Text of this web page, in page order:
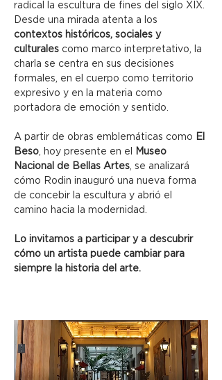
radical la escultura de fines del siglo XIX.
Desde una mirada atenta a los
contextos históricos, sociales y
culturales como marco interpretativo, la
charla se centra en sus decisiones
formales, en el cuerpo como territorio
expresivo y en la materia como
portadora de emoción y sentido.
A partir de obras emblemáticas como El
Beso, hoy presente en el
Museo
Nacional de Bellas Artes, se analizará
cómo Rodin inauguró una nueva forma
de concebir la escultura y abrió el
camino hacia la modernidad.
Lo invitamos a participar y a descubrir
cómo un artista puede cambiar para
siempre la historia del arte.